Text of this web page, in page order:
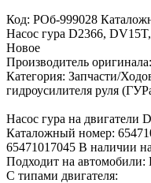
Код: РОб-999028
Насос гура D2366,
Новое
Производитель оригинала:
Категория: Запчасти/
гидроусилителя руля
Насос гура на двигатели
Каталожный номер:
65471017045 В наличии
Подходит на
С типами двигателя: